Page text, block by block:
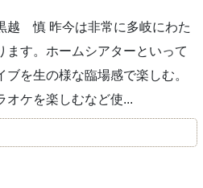
越 慎 昨今は非常に多岐にわた
ます。ホームシアターといって
を生の様な臨場感で楽しむ。
オケを楽しむなど使...